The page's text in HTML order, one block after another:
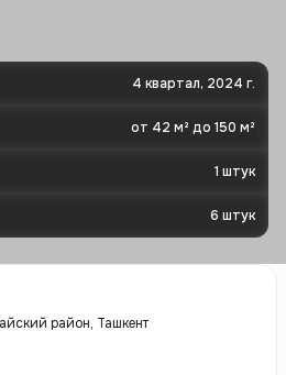
4 квартал, 2024 г.
от 42 м² до 150 м²
1 штук
6 штук
район, Ташкент